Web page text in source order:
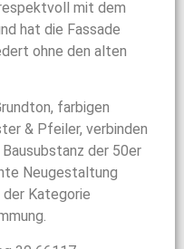
mit dem
hat die Fassade
ohne den alten
farbigen
& Pfeiler, verbinden
der 50er
Neugestaltung
Kategorie